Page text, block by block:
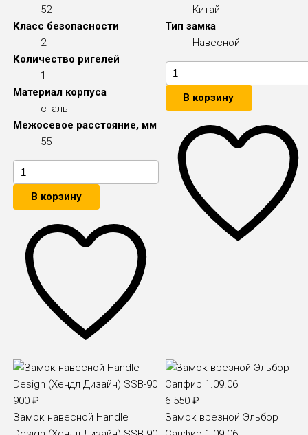
52
Класс безопасности
2
Количество ригелей
1
Материал корпуса
сталь
Межосевое расстояние, мм
55
В корзину
Китай
Тип замка
Навесной
В корзину
900₽
Замок навесной Handle
6 550₽
Замок врезной Эльбор